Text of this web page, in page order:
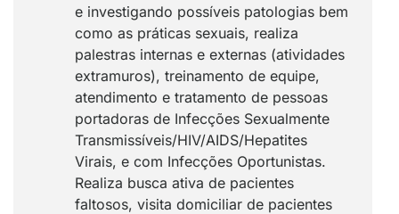
e investigando possíveis patologias bem
como as práticas sexuais, realiza
palestras internas e externas (atividades
extramuros), treinamento de equipe,
atendimento e tratamento de pessoas
portadoras de Infecções Sexualmente
Transmissíveis/HIV/AIDS/Hepatites
Virais, e com Infecções Oportunistas.
Realiza busca ativa de pacientes
faltosos, visita domiciliar de pacientes